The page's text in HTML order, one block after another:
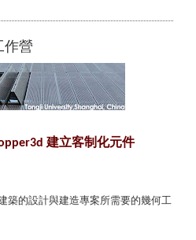
作營
建立客制化元件
築的設計與建造專案所需要的幾何工